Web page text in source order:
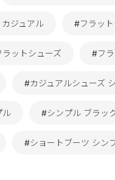
ジュアル #フラッ
ットシューズ #フ
#カジュアルシューズ
ル #シンプル ブラッ
#ショートブーツ シン